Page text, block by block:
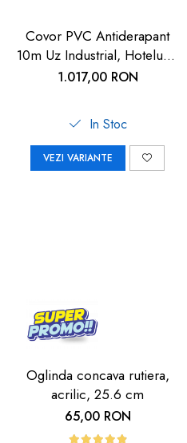
Covor PVC Antiderapant
10m Uz Industrial, Hoteluri |
Carboysafety
1.017,00 RON
In Stoc
VEZI VARIANTE
Oglinda concava rutiera,
acrilic, 25.6 cm
65,00 RON